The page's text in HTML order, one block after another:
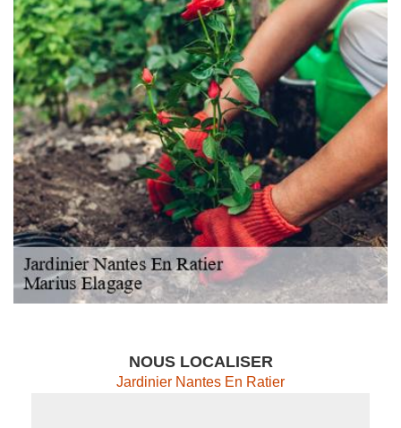
NOUS LOCALISER
Jardinier Nantes En Ratier